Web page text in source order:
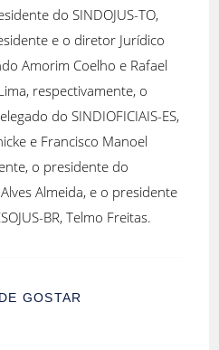
do SINDOJUS-TO,
e o diretor Jurídico
Amorim Coelho e Rafael
respectivamente, o
do SINDIOFICIAIS-ES,
e Francisco Manoel
o presidente do
Almeida, e o presidente
BR, Telmo Freitas.
GOSTAR